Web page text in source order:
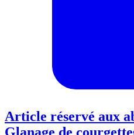
Article réservé aux